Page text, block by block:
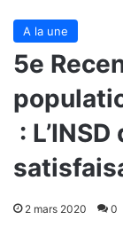
A la une
5e
:
2 mars 2020 0